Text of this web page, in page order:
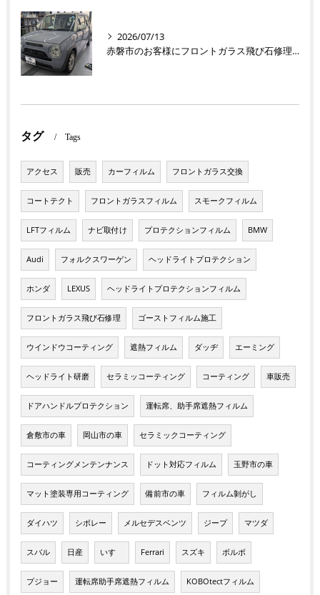
2026/07/13
赤磐市のお客様にフロントガラス飛び石修理 ラパン【nexus株式会社】
タグ Tags
アクセス 販売 カーフィルム フロントガラス交換
コートテクト フロントガラスフィルム スモークフィルム
LFTフィルム ナビ取付け プロテクションフィルム BMW
Audi フォルクスワーゲン ヘッドライトプロテクション
ホンダ LEXUS ヘッドライトプロテクションフィルム
フロントガラス飛び石修理 ゴーストフィルム施工
ウインドウコーティング 遮熱フィルム ダッヂ エーミング
ヘッドライト研磨 セラミッコーティング コーティング 車販売
ドアハンドルプロテクション 運転席、助手席遮熱フィルム
倉敷市の車 岡山市の車 セラミックコーティング
コーティングメンテンナンス ドット対応フィルム 玉野市の車
マット塗装専用コーティング 備前市の車 フィルム剝がし
ダイハツ シボレー メルセデスベンツ ジープ マツダ
スバル 日産 いすゞ Ferrari スズキ ボルボ
プジョー 運転席助手席遮熱フィルム KOBOtectフィルム